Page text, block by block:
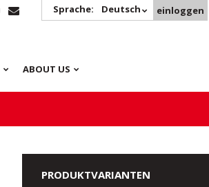
Sprache: Deutsch einloggen
ABOUT US
PRODUKTVARIANTEN